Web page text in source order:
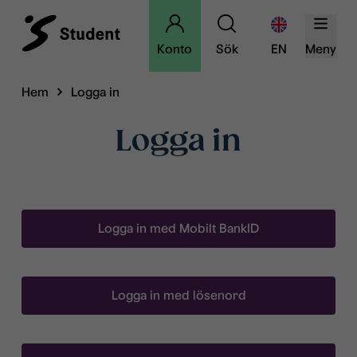
Konto Sök EN Meny
Hem Logga in
Logga in
Logga in med Mobilt BankID
Logga in med lösenord